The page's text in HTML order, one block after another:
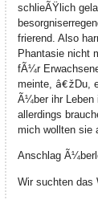
schlieÃŸlich
frierend. Also
Phantasie nicht
fÃ¼r
meinte, â€ž Du,
Ã¼ber ihr Leben
allerdings
mich wollten sie
Anschlag
Wir suchten das